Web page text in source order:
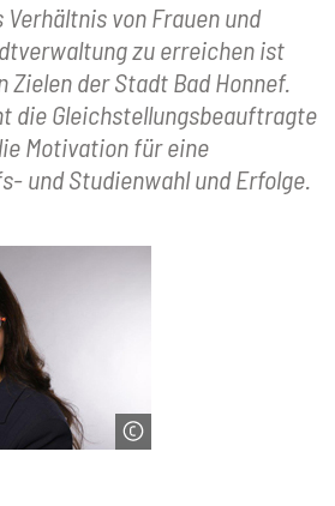
von Frauen und
zu erreichen ist
Zielen der Stadt Bad Honnef.
die Gleichstellungsbeauftragte
Motivation für eine
und Studienwahl und Erfolge.